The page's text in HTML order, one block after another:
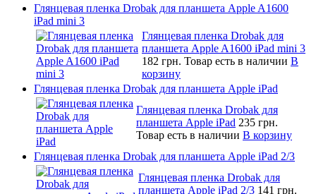
Глянцевая пленка Drobak для планшета Apple A1600
iPad mini 3
Глянцевая пленка Drobak для
планшета Apple A1600 iPad mini 3
182 грн. Товар есть в наличии В
корзину
Глянцевая пленка Drobak для планшета Apple iPad
Глянцевая пленка Drobak для
планшета Apple iPad 235 грн.
Товар есть в наличии В корзину
Глянцевая пленка Drobak для планшета Apple iPad 2/3
Глянцевая пленка Drobak для
планшета Apple iPad 2/3 141 грн.